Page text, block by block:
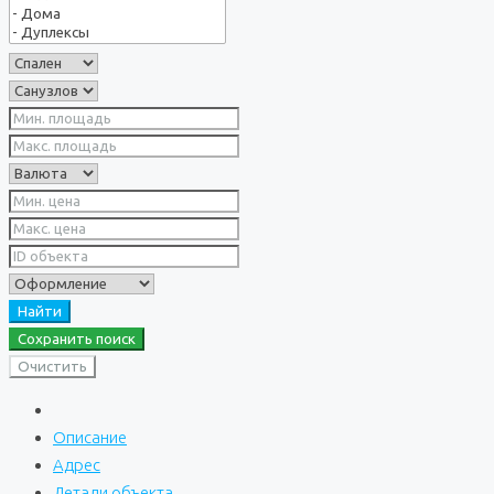
Найти
Сохранить поиск
Очистить
Описание
Адрес